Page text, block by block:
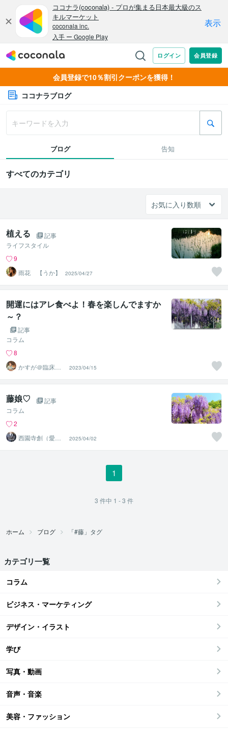
会員登録で10％割引クーポンを獲得！
ココナラブログ
ブログ 告知
すべてのカテゴリ
植える
記事
ライフスタイル
9
雨花 【うか】
2025/04/27
開運にはアレ食べよ！春を楽しんでますか
～？
記事
コラム
8
かすが＠臨床心
理士／伸びしろ
づくり
2023/04/15
藤娘♡
記事
コラム
2
西園寺創（愛の
リモート執事）
2025/04/02
1
3 件中 1 - 3 件
ホーム ブログ 「#藤」タグ
カテゴリ一覧
コラム
ビジネス・マーケティング
デザイン・イラスト
学び
写真・動画
音声・音楽
美容・ファッション